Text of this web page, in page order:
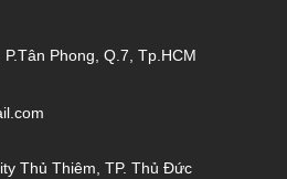
Phong, Q.7, Tp.HCM
Thủ Thiêm, TP. Thủ Đức